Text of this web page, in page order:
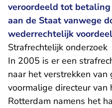
veroordeeld tot
aan de Staat vanwege
wederrechtelijk
Strafrechtelijk onderzoek
In 2005 is er een
naar het verstrekken van
voormalige directeur
Rotterdam namens het